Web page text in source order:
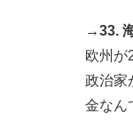
→33.
欧州が
政治家
金なん